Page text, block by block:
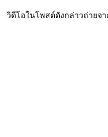
วิดีโอในโพสต์ดังกล่าวถ่าย